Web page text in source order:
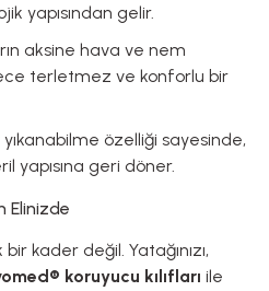
yapısından gelir.
aksine hava ve nem
terletmez ve konforlu bir
özelliği sayesinde,
yapısına geri döner.
Elinizde
kader değil. Yatağınızı,
koruyucu kılıfları ile